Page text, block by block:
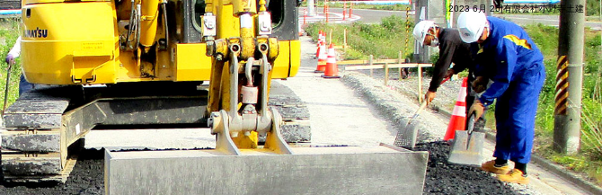
2023 6月 26|有限会社小野寺土建